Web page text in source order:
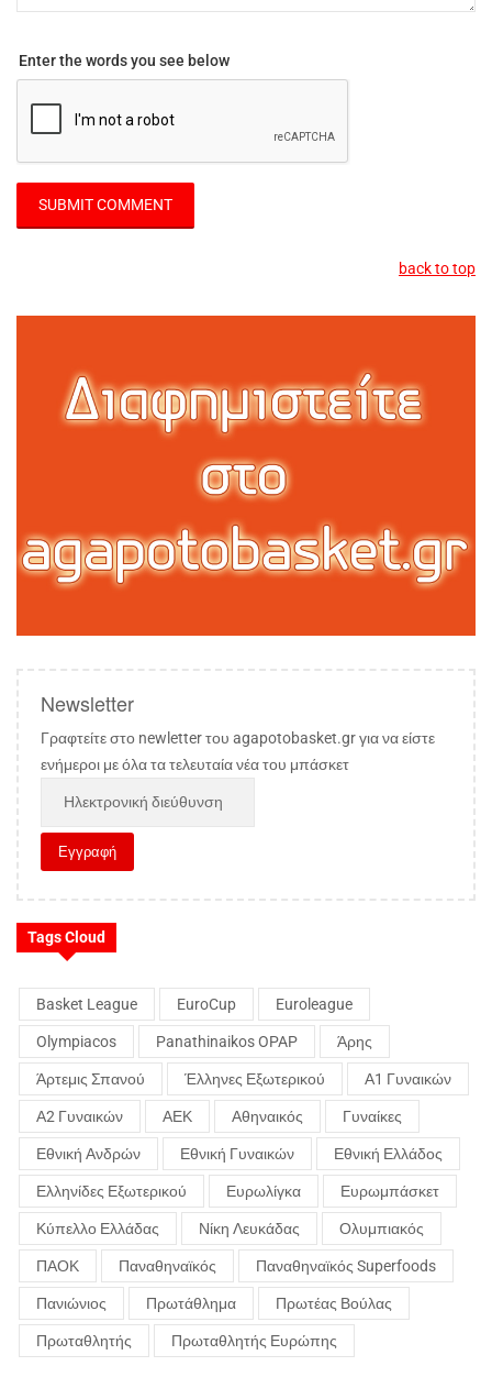
Enter the words you see below
back to top
Newsletter
Γραφτείτε στο newletter του agapotobasket.gr για να είστε
ενήμεροι με όλα τα τελευταία νέα του μπάσκετ
Tags Cloud
Basket League EuroCup Euroleague
Olympiacos Panathinaikos OPAP Άρης
Άρτεμις Σπανού Έλληνες Εξωτερικού Α1 Γυναικών
Α2 Γυναικών ΑΕΚ Αθηναικός Γυναίκες
Εθνική Ανδρών Εθνική Γυναικών Εθνική Ελλάδος
Ελληνίδες Εξωτερικού Ευρωλίγκα Ευρωμπάσκετ
Κύπελλο Ελλάδας Νίκη Λευκάδας Ολυμπιακός
ΠΑΟΚ Παναθηναϊκός Παναθηναϊκός Superfoods
Πανιώνιος Πρωτάθλημα Πρωτέας Βούλας
Πρωταθλητής Πρωταθλητής Ευρώπης